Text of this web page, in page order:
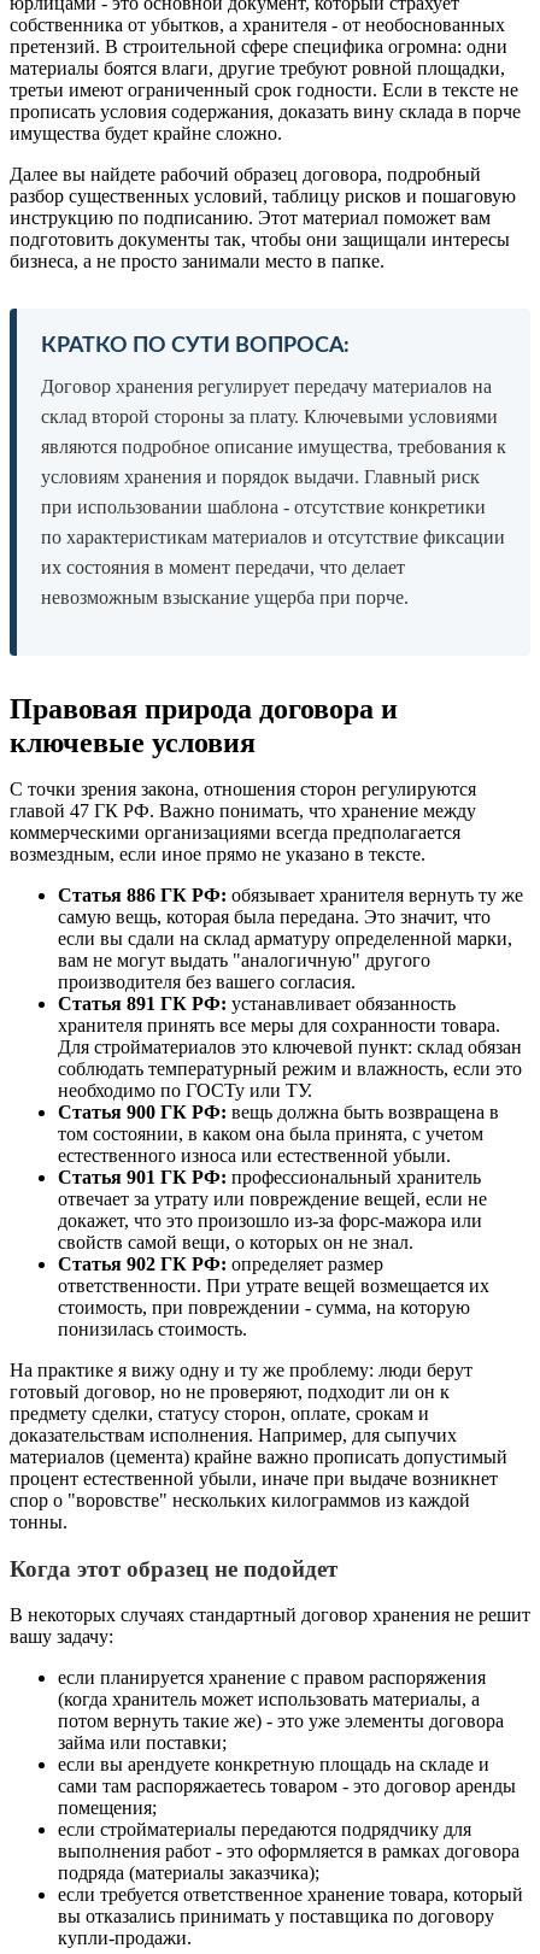
собственника от убытков, а хранителя - от необоснованных
претензий. В строительной сфере специфика огромна: одни
материалы боятся влаги, другие требуют ровной площадки,
третьи имеют ограниченный срок годности. Если в тексте не
прописать условия содержания, доказать вину склада в порче
имущества будет крайне сложно.
Далее вы найдете рабочий образец договора, подробный
разбор существенных условий, таблицу рисков и пошаговую
инструкцию по подписанию. Этот материал поможет вам
подготовить документы так, чтобы они защищали интересы
бизнеса, а не просто занимали место в папке.
КРАТКО ПО СУТИ ВОПРОСА:
Договор хранения регулирует передачу материалов на
склад второй стороны за плату. Ключевыми условиями
являются подробное описание имущества, требования к
условиям хранения и порядок выдачи. Главный риск
при использовании шаблона - отсутствие конкретики
по характеристикам материалов и отсутствие фиксации
их состояния в момент передачи, что делает
невозможным взыскание ущерба при порче.
Правовая природа договора и
ключевые условия
С точки зрения закона, отношения сторон регулируются
главой 47 ГК РФ. Важно понимать, что хранение между
коммерческими организациями всегда предполагается
возмездным, если иное прямо не указано в тексте.
Статья 886 ГК РФ: обязывает хранителя вернуть ту же
самую вещь, которая была передана. Это значит, что
если вы сдали на склад арматуру определенной марки,
вам не могут выдать "аналогичную" другого
производителя без вашего согласия.
Статья 891 ГК РФ: устанавливает обязанность
хранителя принять все меры для сохранности товара.
Для стройматериалов это ключевой пункт: склад обязан
соблюдать температурный режим и влажность, если это
необходимо по ГОСТу или ТУ.
Статья 900 ГК РФ: вещь должна быть возвращена в
том состоянии, в каком она была принята, с учетом
естественного износа или естественной убыли.
Статья 901 ГК РФ: профессиональный хранитель
отвечает за утрату или повреждение вещей, если не
докажет, что это произошло из-за форс-мажора или
свойств самой вещи, о которых он не знал.
Статья 902 ГК РФ: определяет размер
ответственности. При утрате вещей возмещается их
стоимость, при повреждении - сумма, на которую
понизилась стоимость.
На практике я вижу одну и ту же проблему: люди берут
готовый договор, но не проверяют, подходит ли он к
предмету сделки, статусу сторон, оплате, срокам и
доказательствам исполнения. Например, для сыпучих
материалов (цемента) крайне важно прописать допустимый
процент естественной убыли, иначе при выдаче возникнет
спор о "воровстве" нескольких килограммов из каждой
тонны.
Когда этот образец не подойдет
В некоторых случаях стандартный договор хранения не решит
вашу задачу:
если планируется хранение с правом распоряжения
(когда хранитель может использовать материалы, а
потом вернуть такие же) - это уже элементы договора
займа или поставки;
если вы арендуете конкретную площадь на складе и
сами там распоряжаетесь товаром - это договор аренды
помещения;
если стройматериалы передаются подрядчику для
выполнения работ - это оформляется в рамках договора
подряда (материалы заказчика);
если требуется ответственное хранение товара, который
вы отказались принимать у поставщика по договору
купли-продажи.